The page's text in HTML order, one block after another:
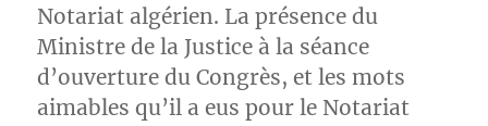
Notariat algérien. La présence du
Ministre de la Justice à la séance
d’ouverture du Congrès, et les mots
aimables qu’il a eus pour le Notariat